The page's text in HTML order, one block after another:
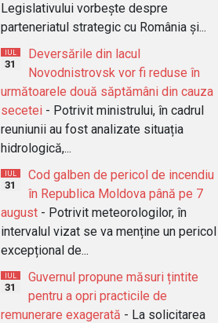
Legislativului vorbește despre
parteneriatul strategic cu România și...
IUL
31
Deversările din lacul
Novodnistrovsk vor fi reduse în
următoarele două săptămâni din cauza
secetei - Potrivit ministrului, în cadrul
reuniunii au fost analizate situația
hidrologică,...
IUL
31
Cod galben de pericol de incendiu
în Republica Moldova până pe 7
august - Potrivit meteorologilor, în
intervalul vizat se va menține un pericol
excepțional de...
IUL
31
Guvernul propune măsuri țintite
pentru a opri practicile de
remunerare exagerată - La solicitarea